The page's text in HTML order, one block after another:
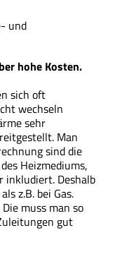
und
hohe Kosten.
sich oft
wechseln
sehr
Man
sind die
Heizmediums,
inkludiert. Deshalb
z.B. bei Gas.
muss man so
gut